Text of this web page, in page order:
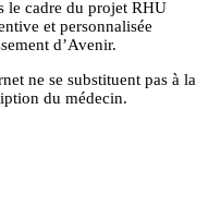
le cadre du projet RHU
et personnalisée
d’Avenir.
ne se substituent pas à la
du médecin.